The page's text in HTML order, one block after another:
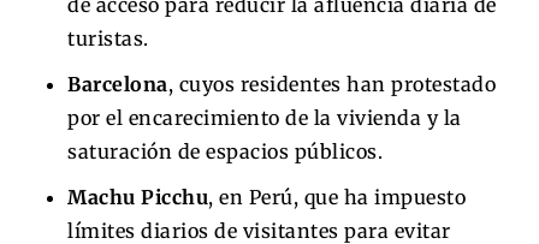
turistas.
Barcelona, cuyos residentes han protestado
por el encarecimiento de la vivienda y la
saturación de espacios públicos.
Machu Picchu, en Perú, que ha impuesto
límites diarios de visitantes para evitar